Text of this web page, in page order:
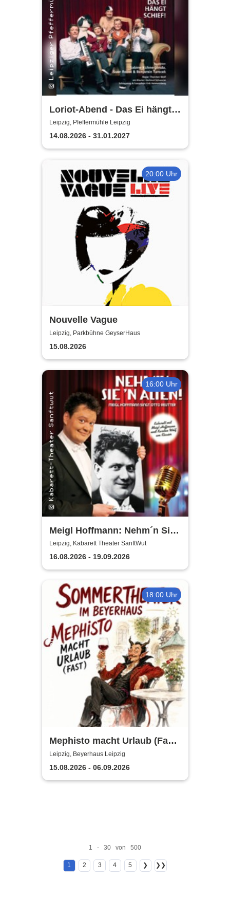
Loriot-Abend - Das Ei hängt
schief | Kabarett Leipziger
Pfeffermühle
Leipzig, Pfeffermühle Leipzig
14.08.2026 - 31.01.2027
20:00 Uhr
Nouvelle Vague
Leipzig, Parkbühne GeyserHaus
15.08.2026
16:00 Uhr
Meigl Hoffmann: Nehm´n Sie
´n Alten! - Ein Otto Reutter-
Abend
Leipzig, Kabarett Theater SanftWut
16.08.2026 - 19.09.2026
18:00 Uhr
Mephisto macht Urlaub (Fast)
- Sommertheater im
Beyerhaus Leipzig
Leipzig, Beyerhaus Leipzig
15.08.2026 - 06.09.2026
1 - 30 von 500
1 2 3 4 5 ❯ ❯❯